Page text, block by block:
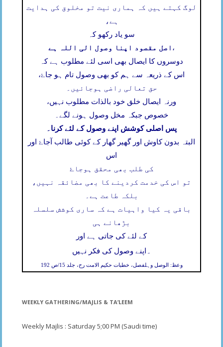
لوگ کہتے ہیں کہ ہماری نیت تو مخلوق کی ہدایت
ہے،
سو یاد رکھو کہ
اصل مقصود اپنا وصول الی اللہ ہے ،
دوسروں کا ایصال بھی اسی لئے مطلوب ہے کہ
اس کے ذریعہ سے ہم کو بھی وصول تام ہو جاۓ،
حق تعالی راضی ہوجائیں۔
ورنہ ایصال خلق خود بالذات مطلوب نہیں،
خصوص جبکہ مخل وصول ہونے لگے۔
پس اصلی کوشش اپنے وصول کے لئے کرنا۔
البتہ بدون کاوش اور گھیر گھار کے کوئی طالب آجاۓ اور
اس
کی طلب بھی محقق ہوجاۓ
تو اس کی خدمت کردینے کا بھی مضائقہ نہیں،
بلکہ طاعت ہے۔
باقی یہ کیا واہیات ہے کہ ساری کوشش سلسلہ
بڑھانے ہی
کے لئے کی جاتی ہے اور
اپنے وصول کی فکر نہیں ۔
وعظ: الوصل وہلفصل، خطبات حکیم الامت رح، جلد 15/ص 192
WEEKLY GATHERING/MAJLIS & TA’LEEM
Weekly Majlis : Saturday 5;00 PM (Saudi time)